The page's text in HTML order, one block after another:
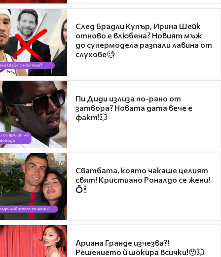
След Брадли Купър, Ирина Шейк
отново е влюбена? Новият мъж
до супермодела разпали лавина от
слухове🧐
Пи Диди излиза по-рано от
затвора? Новата дата вече е
факт!💥
Сватбата, която чакаше целият
свят! Кристиано Роналдо се жени!
💍🍾
Ариана Гранде изчезва?!
Решението ѝ шокира всички!😯💥